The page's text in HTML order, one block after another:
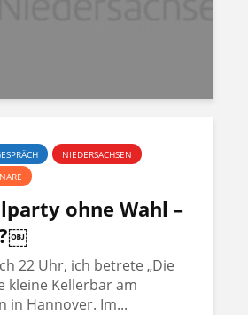
NIEDERSACHSEN
ohne Wahl –
22 Uhr, ich betrete „Die
kleine Kellerbar am
in Hannover. Im...